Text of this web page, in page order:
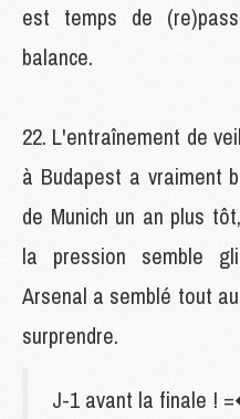
est temps de
balance.
22. L'entraînement de
à Budapest a vraiment
de Munich un an plus
la pression semble
Arsenal a semblé tout
surprendre.
J-1 avant la finale !